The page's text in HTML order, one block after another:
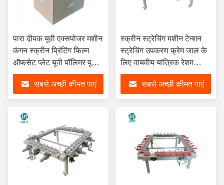
पारा दीपक यूवी एक्सपोजर मशीन
कंगन स्क्रीन प्रिंटिंग फिल्म
ऑफसेट प्लेट यूवी पॉलिमर पूर्ण
स्वचालित एक्सपोजर मशीन
सबसे अच्छी कीमत पाएं
स्क्रीन स्ट्रेचिंग मशीन टेन्शन
स्ट्रेचिंग उपकरण फ्रेम जाल के
लिए वायवीय यांत्रिक रेशम
स्क्रीन प्रिंटिंग स्ट्रेचर
सबसे अच्छी कीमत पाएं